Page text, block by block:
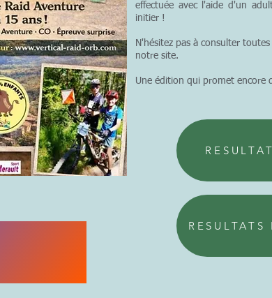
effectuée avec l'aide d'un
initier !
N'hésitez pas à consulter
notre site.
Une édition qui promet encore
RESULTATS